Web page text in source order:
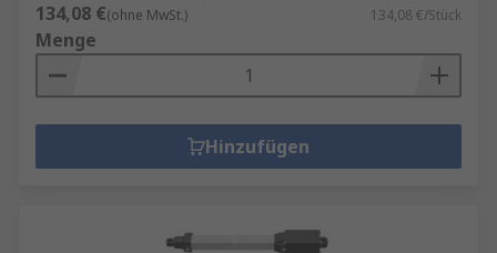
134,08 €(ohne MwSt.) 134,08 €/Stück
Menge
Hinzufügen